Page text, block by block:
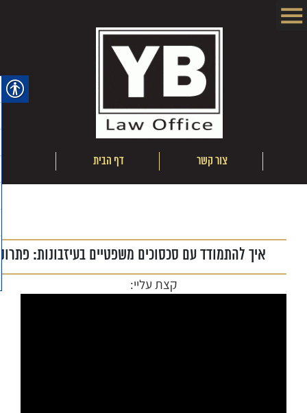
צור קשר דף הבית
איך להתמודד עם סכסוכים משפטיים בעיזבונות:
קצת עליי: